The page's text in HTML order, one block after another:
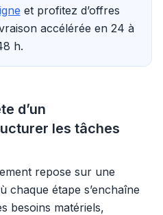
et profitez d’offres
accélérée en 24 à
h.
d’un
les tâches
repose sur une
chaque étape s’enchaîne
besoins matériels,